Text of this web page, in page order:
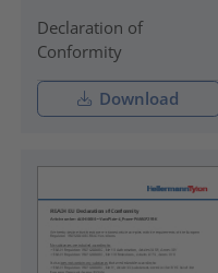
Declaration of
Conformity
Download